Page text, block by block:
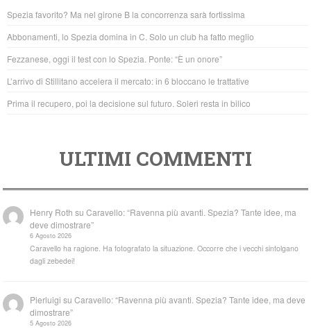
b
o
o
k
A
p
p
Spezia favorito? Ma nel girone B la concorrenza sarà fortissima
Abbonamenti, lo Spezia domina in C. Solo un club ha fatto meglio
Fezzanese, oggi il test con lo Spezia. Ponte: “È un onore”
L’arrivo di Stillitano accelera il mercato: in 6 bloccano le trattative
Prima il recupero, poi la decisione sul futuro. Soleri resta in bilico
ULTIMI COMMENTI
Henry Roth suCaravello: “Ravenna più avanti. Spezia? Tante idee, ma
deve dimostrare”
6 Agosto 2026
Caravello ha ragione. Ha fotografato la situazione. Occorre che i vecchi sintolgano
dagli zebedei!
Pierluigi suCaravello: “Ravenna più avanti. Spezia? Tante idee, ma deve
dimostrare”
5 Agosto 2026